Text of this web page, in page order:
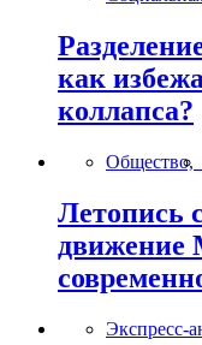
как
коллапса?
Общество,
Летопись
движение
Экспресс-